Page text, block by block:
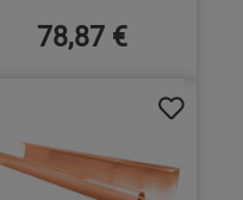
78,87 €